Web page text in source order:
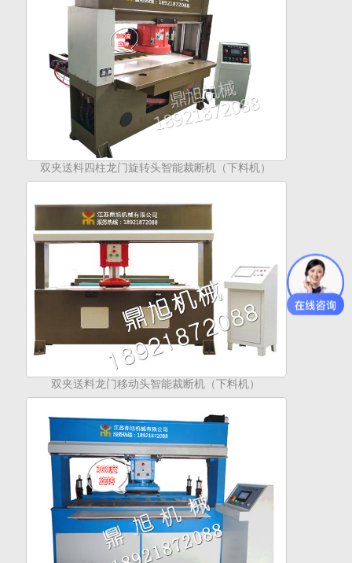
双夹送料四柱龙门旋转头智能裁断机（下料机）
双夹送料龙门移动头智能裁断机（下料机）